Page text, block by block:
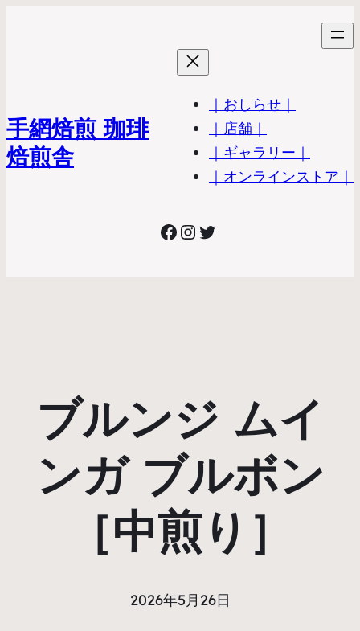
手網焙煎 珈琲
焙煎舎
｜おしらせ｜
｜店舗｜
｜ギャラリー｜
｜オンラインストア｜
Facebook
Instagram
Twitter
ブルンジ ムイ
ンガ ブルボン
［中煎り］
2026年5月26日